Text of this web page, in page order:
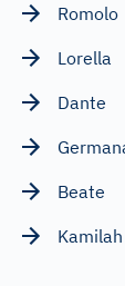
Romolo
Lorella
Dante
Beate
Kamilah